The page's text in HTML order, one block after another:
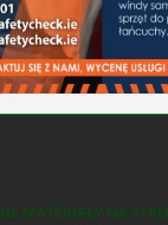
MATERIAŁY NA